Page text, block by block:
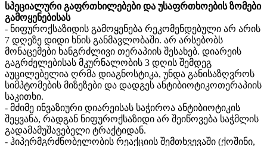
სპეციალური გაფრთხილებები და უსაფრთხოების ზომები
გამოყენებისას
- ნიფუროქსაზიდის გამოყენება რეკომენდებული არ არის
7 დღეზე დიდი ხნის განმავლობაში. არ არსებობს
მონაცემები ხანგრძლივი თერაპიის შესახებ. დიარეის
გაგრძელებისას მკურნალობის 3 დღის შემდეგ
აუცილებელია ღრმა დიაგნოსტიკა, უნდა განისაზღვროს
სიმპტომების მიზეზები და დადგეს ანტიბიოტიკოთერაპიის
საკითხი.
- მძიმე ინვაზიური დიარეისას საჭიროა ანტიბიოტიკის
შეყვანა, რადგან ნიფუროქსაზიდი არ შეიწოვება საჭმლის
გადამამუშავებელი ტრაქტიდან.
- ჰიპერმგრძნობელობის რეაქციის შემთხვევაში (ქოშინი,